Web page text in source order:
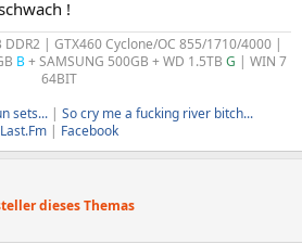
!
| GTX460 Cyclone/OC 855/1710/4000 |
B+ SAMSUNG 500GB + WD 1.5TB G | WIN 7
64BIT
sets...| So cry me a fucking river bitch...
Last.Fm| Facebook
dieses Themas